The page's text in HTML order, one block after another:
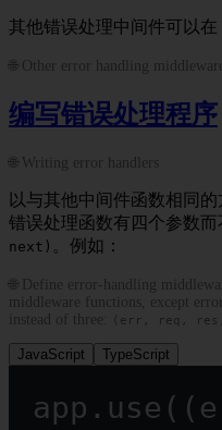
其他错误处理中间件可以在
🌐 Other error handling
编写错误处理程序
🌐 Writing error handlers
以与其他中间件函数相同
错误处理函数有四个参数而
next) 。例如：
🌐 Define error-handling
middleware functions, except
instead of three:
(err, req,
JavaScript TypeScript
app. use ((